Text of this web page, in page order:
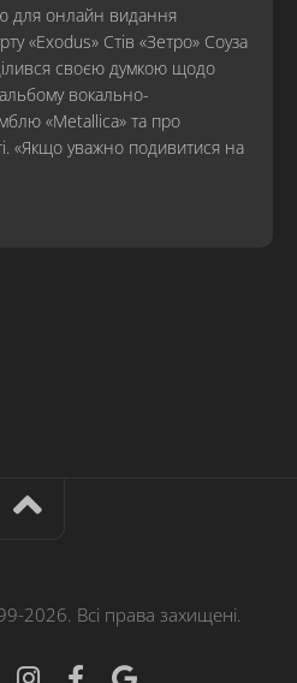
для онлайн видання
«Exodus» Стів «Зетро» Соуза
своєю думкою щодо
вокально-
«Metallica» та про
«Якщо уважно подивитися на
2026. Всі права захищені.